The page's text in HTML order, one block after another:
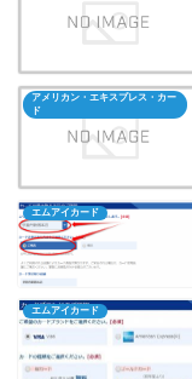
アメリカン・エキスプレス・カー
ド
エムアイカード
エムアイカード